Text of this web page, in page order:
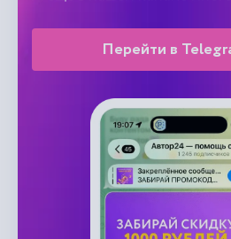
Перейти в